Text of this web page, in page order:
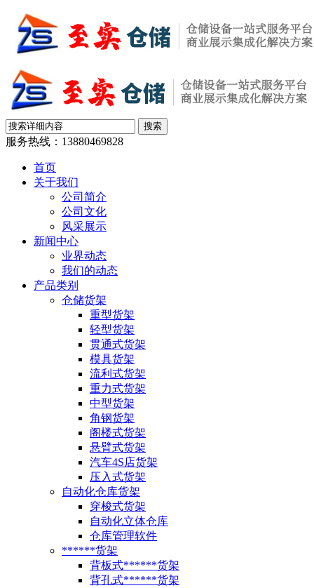
服务热线： 13880469828
首页
关于我们
公司简介
公司文化
风采展示
新闻中心
业界动态
我们的动态
产品类别
仓储货架
重型货架
轻型货架
贯通式货架
模具货架
流利式货架
重力式货架
中型货架
角钢货架
阁楼式货架
悬臂式货架
汽车4S店货架
压入式货架
自动化仓库货架
穿梭式货架
自动化立体仓库
仓库管理软件
******货架
背板式******货架
背孔式******货架